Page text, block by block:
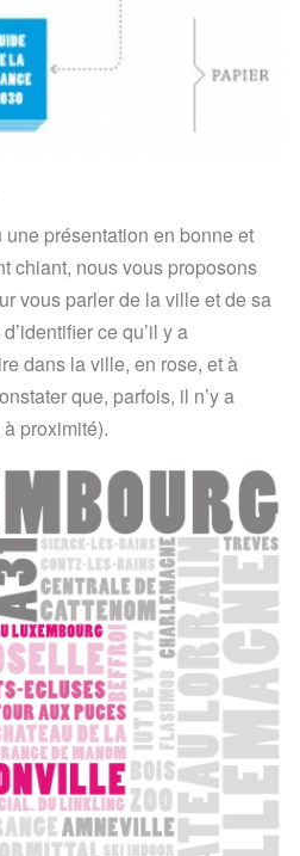
une présentation en bonne et
chiant, nous vous proposons
vous parler de la ville et de sa
ce qu’il y a
dans la ville, en rose, et à
que, parfois, il n’y a
proximité).